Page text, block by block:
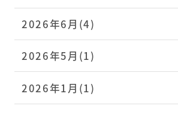
2026年6月(4)
2026年5月(1)
2026年1月(1)